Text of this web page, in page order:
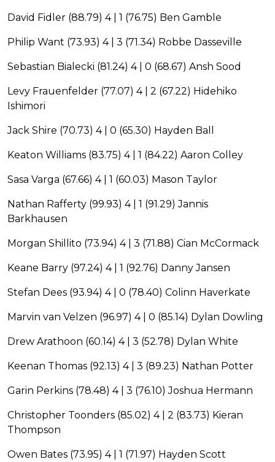
David Fidler (88.79) 4 | 1 (76.75) Ben Gamble
Philip Want (73.93) 4 | 3 (71.34) Robbe Dasseville
Sebastian Bialecki (81.24) 4 | 0 (68.67) Ansh Sood
Levy Frauenfelder (77.07) 4 | 2 (67.22) Hidehiko
Ishimori
Jack Shire (70.73) 4 | 0 (65.30) Hayden Ball
Keaton Williams (83.75) 4 | 1 (84.22) Aaron Colley
Sasa Varga (67.66) 4 | 1 (60.03) Mason Taylor
Nathan Rafferty (99.93) 4 | 1 (91.29) Jannis
Barkhausen
Morgan Shillito (73.94) 4 | 3 (71.88) Cian McCormack
Keane Barry (97.24) 4 | 1 (92.76) Danny Jansen
Stefan Dees (93.94) 4 | 0 (78.40) Colinn Haverkate
Marvin van Velzen (96.97) 4 | 0 (85.14) Dylan Dowling
Drew Arathoon (60.14) 4 | 3 (52.78) Dylan White
Keenan Thomas (92.13) 4 | 3 (89.23) Nathan Potter
Garin Perkins (78.48) 4 | 3 (76.10) Joshua Hermann
Christopher Toonders (85.02) 4 | 2 (83.73) Kieran
Thompson
Owen Bates (73.95) 4 | 1 (71.97) Hayden Scott